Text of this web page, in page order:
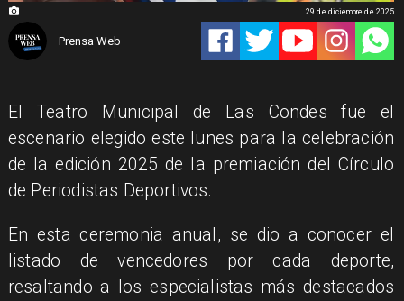
Prensa Web
29 de diciembre de 2025
El Teatro Municipal de Las Condes fue el
escenario elegido este lunes para la celebración
de la edición 2025 de la premiación del Círculo
de Periodistas Deportivos.
En esta ceremonia anual, se dio a conocer el
listado de vencedores por cada deporte,
resaltando a los especialistas más destacados